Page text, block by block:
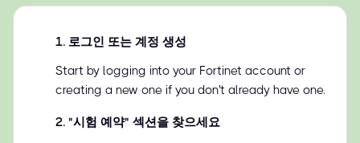
1. 로그인 또는 계정 생성
Start by logging into your Fortinet account or
creating a new one if you don't already have one.
2. "시험 예약" 섹션을 찾으세요